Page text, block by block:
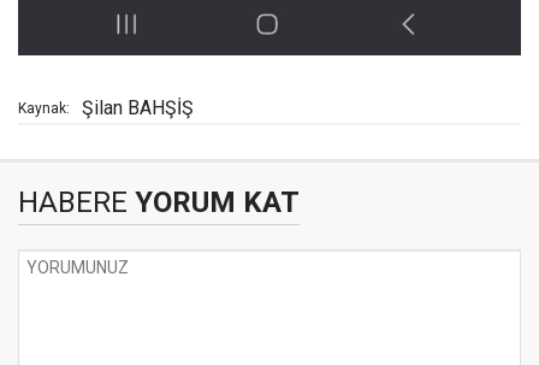
Kaynak: Şilan BAHŞİŞ
HABERE YORUM KAT